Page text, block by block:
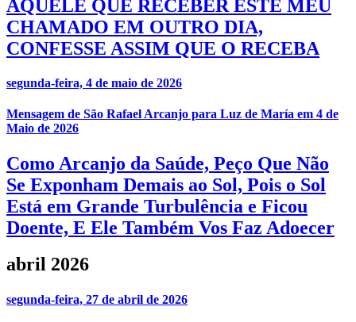
AQUELE QUE RECEBER ESTE MEU
CHAMADO EM OUTRO DIA,
CONFESSE ASSIM QUE O RECEBA
segunda-feira, 4 de maio de 2026
Mensagem de São Rafael Arcanjo para Luz de María em 4 de
Maio de 2026
Como Arcanjo da Saúde, Peço Que Não
Se Exponham Demais ao Sol, Pois o Sol
Está em Grande Turbulência e Ficou
Doente, E Ele Também Vos Faz Adoecer
abril 2026
segunda-feira, 27 de abril de 2026